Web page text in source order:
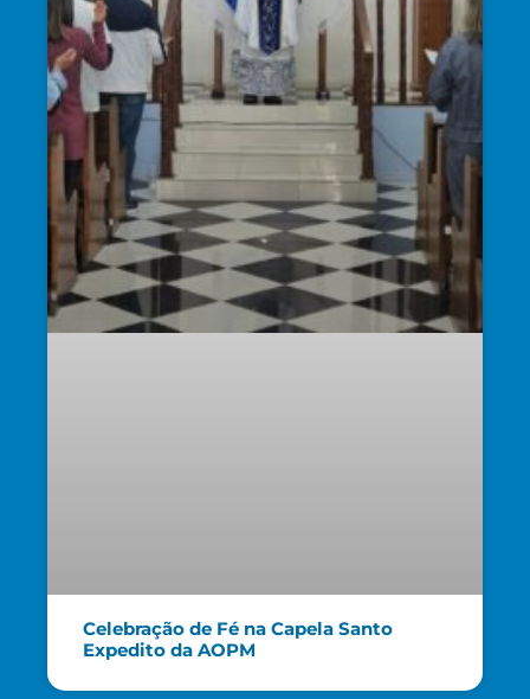
Celebração de Fé na Capela Santo
Expedito da AOPM